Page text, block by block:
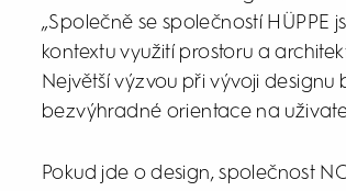
„Společně se společností HÜPPE
kontextu využití prostoru a
Největší výzvou při vývoji
bezvýhradné orientace na
Pokud jde o design, společnost